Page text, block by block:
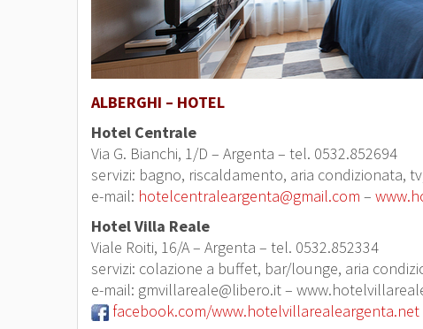
ALBERGHI – HOTEL
Hotel Centrale
Via G. Bianchi, 1/D – Argenta – tel. 0532.852694
servizi: bagno, riscaldamento, aria condizionata,
e-mail: hotelcentraleargenta@gmail.com –
Hotel Villa Reale
Viale Roiti, 16/A – Argenta – tel. 0532.852334
servizi: colazione a buffet, bar/lounge, aria
e-mail: gmvillareale@libero.it –
facebook.com/www.hotelvillarealeargenta.net